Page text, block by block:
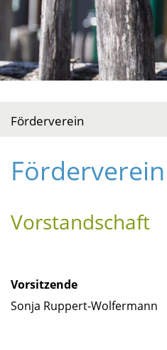
Förderverein
Förderverein
Vorstandschaft
Vorsitzende
Sonja Ruppert-Wolfermann